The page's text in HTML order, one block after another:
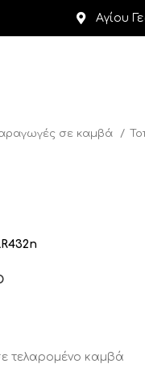
Αγίου
σε καμβά
τελαρομένο καμβά